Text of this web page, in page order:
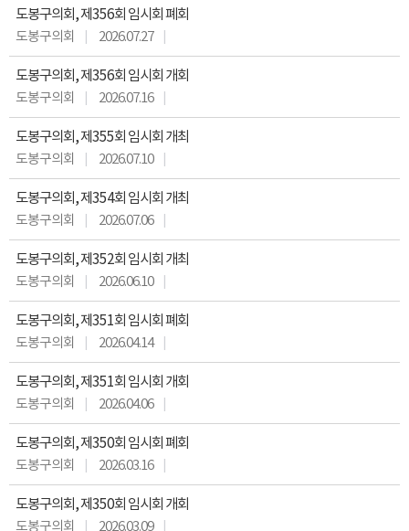
도봉구의회, 제356회 임시회 폐회
도봉구의회
2026.07.27
도봉구의회, 제356회 임시회 개회
도봉구의회
2026.07.16
도봉구의회, 제355회 임시회 개최
도봉구의회
2026.07.10
도봉구의회, 제354회 임시회 개최
도봉구의회
2026.07.06
도봉구의회, 제352회 임시회 개최
도봉구의회
2026.06.10
도봉구의회, 제351회 임시회 폐회
도봉구의회
2026.04.14
도봉구의회, 제351회 임시회 개회
도봉구의회
2026.04.06
도봉구의회, 제350회 임시회 폐회
도봉구의회
2026.03.16
도봉구의회, 제350회 임시회 개회
도봉구의회
2026.03.09